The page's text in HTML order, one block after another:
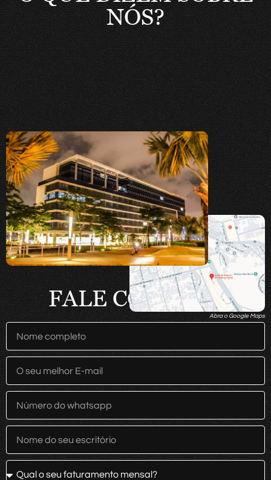
NÓS?
Abra o Google Maps
FALE CONOSCO